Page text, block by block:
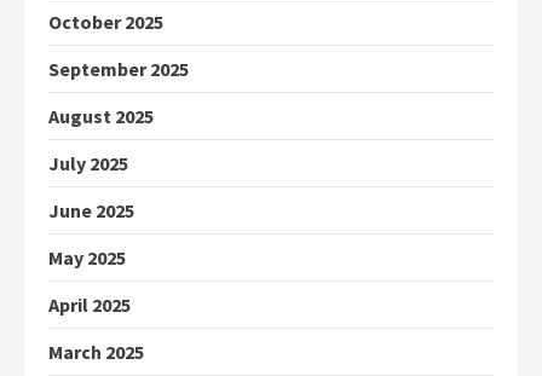
October 2025
September 2025
August 2025
July 2025
June 2025
May 2025
April 2025
March 2025